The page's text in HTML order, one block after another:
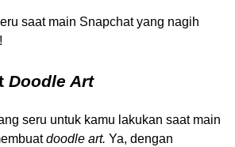
saat main Snapchat yang nagih
Doodle Art
seru untuk kamu lakukan saat main
doodle art. Ya, dengan